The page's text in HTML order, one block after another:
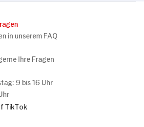
in unserem FAQ
Ihre Fragen
9 bis 16 Uhr
TikTok